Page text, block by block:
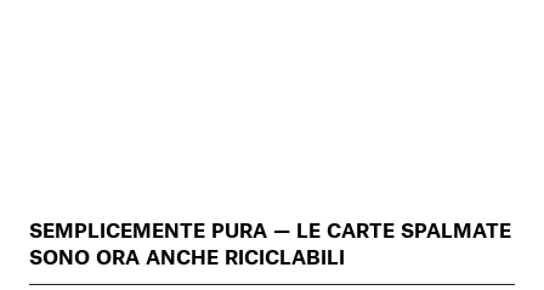
SEMPLICEMENTE PURA — LE CARTE SPALMATE
SONO ORA ANCHE RICICLABILI